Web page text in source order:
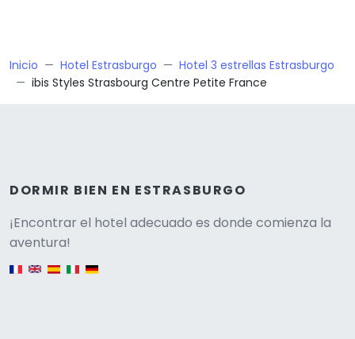
Inicio Hotel Estrasburgo
Hotel 3 estrellas Estrasburgo
ibis Styles Strasbourg Centre Petite France
DORMIR BIEN EN ESTRASBURGO
¡Encontrar el hotel adecuado es donde comienza la
aventura!
English version